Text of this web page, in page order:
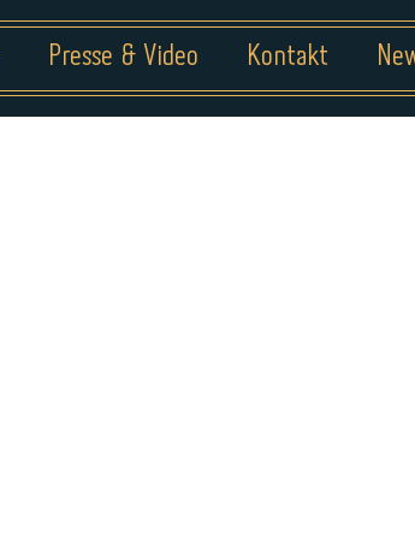
Presse & Video Kontakt